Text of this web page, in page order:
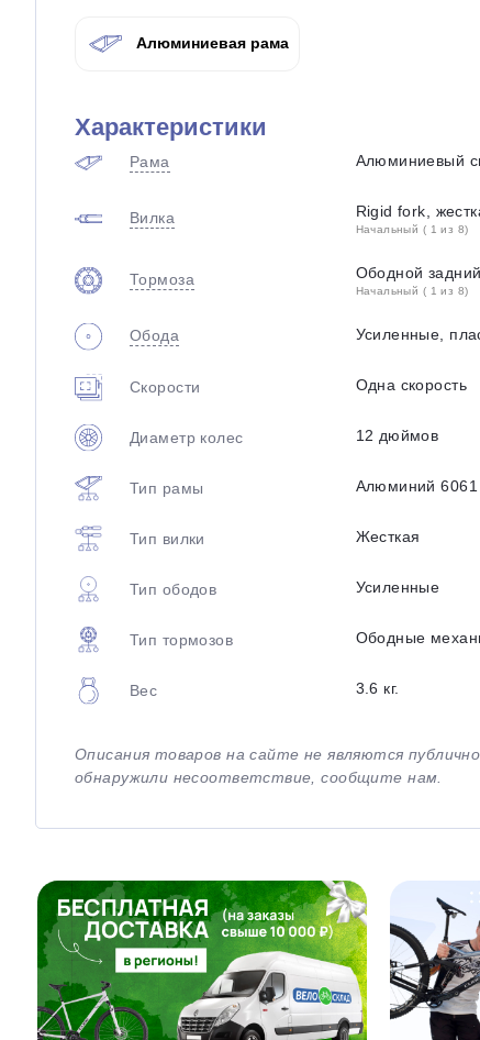
Алюминиевая рама
Характеристики
Рама Алюминиевый
Вилка Rigid fork,
Начальный ( 1 из 8)
Тормоза Ободной задний
Начальный ( 1 из 8)
Обода Усиленные,
Скорости Одна скорость
Диаметр колес 12 дюймов
Тип рамы Алюминий 6061
Тип вилки Жесткая
Тип ободов Усиленные
Тип тормозов Ободные
Вес 3.6 кг.
Описания товаров на сайте не являются
обнаружили несоответствие, сообщите нам.